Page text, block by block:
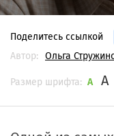
Поделитесь ссылкой
Автор:
Ольга
Размер шрифта: A A